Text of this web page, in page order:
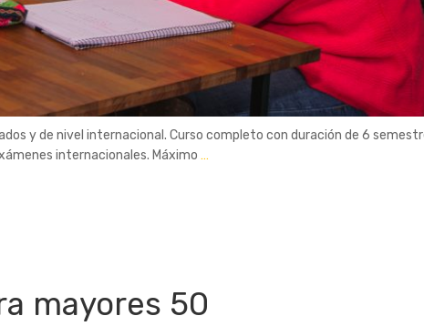
y de nivel internacional. Curso completo con duración de 6
internacionales. Máximo …
mayores 50